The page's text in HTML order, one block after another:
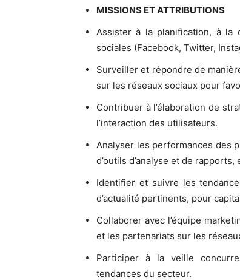
MISSIONS ET ATTRIBUTIONS
Assister à la planification, à la
sociales (Facebook, Twitter,
Surveiller et répondre de
sur les réseaux sociaux pour
Contribuer à l’élaboration de
l’interaction des utilisateurs.
Analyser les performances des
d’outils d’analyse et de
Identifier et suivre les
d’actualité pertinents, pour
Collaborer avec l’équipe
et les partenariats sur les
Participer à la veille
tendances du secteur.